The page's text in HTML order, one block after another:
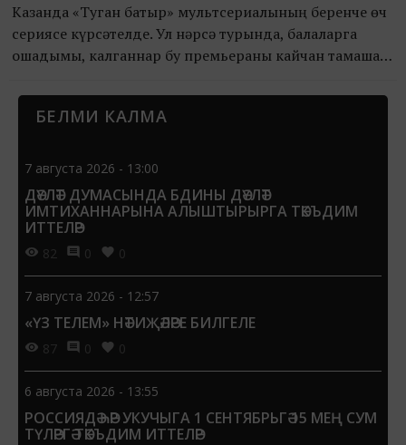
Казанда «Туган батыр» мультсериалының беренче өч
сериясе күрсәтелде. Ул нәрсә турында, балаларга
ошадымы, калганнар бу премьераны кайчан тамаша
БЕЛМИ КАЛМА
7 августа 2026 - 13:00
ДӘҮЛӘТ ДУМАСЫНДА БДИНЫ ДӘҮЛӘТ
ИМТИХАННАРЫНА АЛЫШТЫРЫРГА ТӘКЪДИМ
ИТТЕЛӘР
82 0 0
7 августа 2026 - 12:57
«ҮЗ ТЕЛЕМ» НӘТИҖӘЛӘРЕ БИЛГЕЛЕ
87 0 0
6 августа 2026 - 13:55
РОССИЯДӘ ҺӘР УКУЧЫГА 1 СЕНТЯБРЬГӘ 15 МЕҢ СУМ
ТҮЛӘРГӘ ТӘКЪДИМ ИТТЕЛӘР